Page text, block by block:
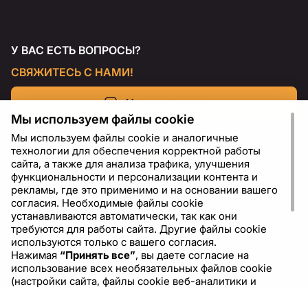
У ВАС ЕСТЬ ВОПРОСЫ?
СВЯЖИТЕСЬ С НАМИ!
Напишите нам
RU USD - US Dollar ($)
Мы используем файлы cookie
Мы используем файлы cookie и аналогичные
технологии для обеспечения корректной работы
сайта, а также для анализа трафика, улучшения
функциональности и персонализации контента и
рекламы, где это применимо и на основании вашего
согласия. Необходимые файлы cookie
устанавливаются автоматически, так как они
требуются для работы сайта. Другие файлы cookie
используются только с вашего согласия.
Нажимая “Принять все”, вы даете согласие на
использование всех необязательных файлов cookie
(настройки сайта, файлы cookie веб-аналитики и